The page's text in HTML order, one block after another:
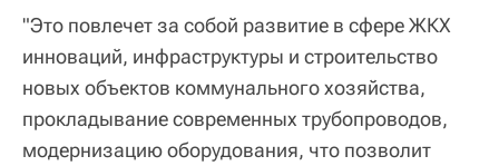
"Это повлечет за собой развитие в сфере ЖКХ
инноваций, инфраструктуры и строительство
новых объектов коммунального хозяйства,
прокладывание современных трубопроводов,
модернизацию оборудования, что позволит